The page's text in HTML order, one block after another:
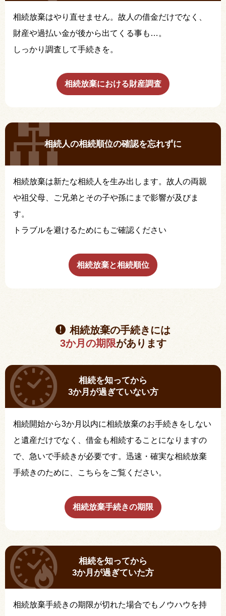
相続放棄はやり直せません。故人の借金だけでなく、
財産や過払い金が後から出てくる事も…。
しっかり調査して手続きを。
相続放棄における財産調査
相続人の相続順位の確認を忘れずに
相続放棄は新たな相続人を生み出します。故人の両親
や祖父母、ご兄弟とその子や孫にまで影響が及びま
す。
トラブルを避けるためにもご確認ください
相続放棄と相続順位
相続放棄の手続きには
3か月の期限があります
相続を知ってから
3か月が過ぎていない方
相続開始から3か月以内に相続放棄のお手続きをしない
と遺産だけでなく、借金も相続することになりますの
で、急いで手続きが必要です。迅速・確実な相続放棄
手続きのために、こちらをご覧ください。
相続放棄手続きの期限
相続を知ってから
3か月が過ぎていた方
相続放棄手続きの期限が切れた場合でもノウハウを持